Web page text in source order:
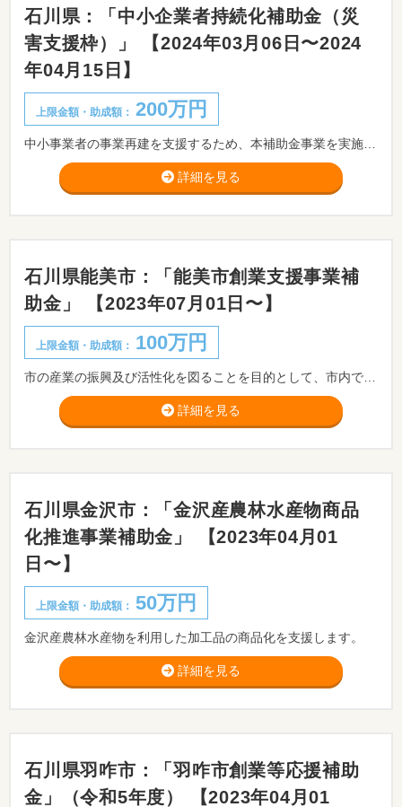
石川県：「中小企業者持続化補助金（災
害支援枠）」 【2024年03月06日〜2024
年04月15日】
上限金額・助成額： 200万円
詳細を見る
石川県能美市：「能美市創業支援事業補
助金」 【2023年07月01日〜】
上限金額・助成額： 100万円
詳細を見る
石川県金沢市：「金沢産農林水産物商品
化推進事業補助金」 【2023年04月01
日〜】
上限金額・助成額： 50万円
金沢産農林水産物を利用した加工品の商品化を支援します。
詳細を見る
石川県羽咋市：「羽咋市創業等応援補助
金」（令和5年度） 【2023年04月01